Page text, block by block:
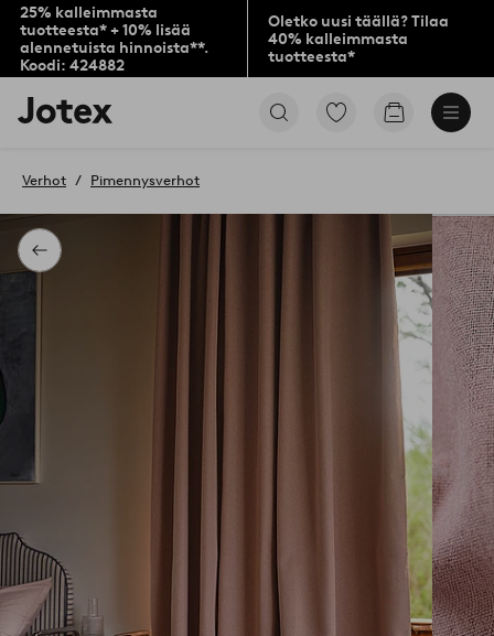
25% kalleimmasta
tuotteesta* + 10% lisää
alennetuista hinnoista**.
Koodi: 424882
Oletko uusi täällä? Tilaa
40% kalleimmasta
tuotteesta*
Jotex-
logo
aloitussivulle
Siirry
Siirry
Takaisin
Verhot Pimennysverhot